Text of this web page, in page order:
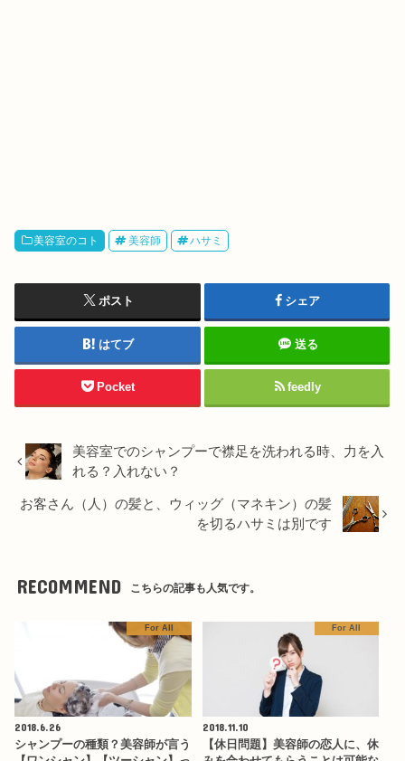
美容室のコト 美容師 ハサミ
ポスト シェア
はてブ 送る
Pocket feedly
美容室でのシャンプーで襟足を洗われる時、力を入
れる？入れない？
お客さん（人）の髪と、ウィッグ（マネキン）の髪
を切るハサミは別です
RECOMMEND こちらの記事も人気です。
For All
2018.6.26
シャンプーの種類？美容師が言う
For All
2018.11.10
【休日問題】美容師の恋人に、休